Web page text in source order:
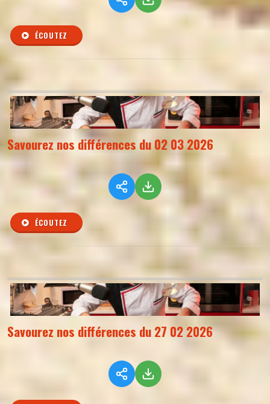
ÉCOUTEZ
Savourez nos différences du 02 03 2026
ÉCOUTEZ
Savourez nos différences du 27 02 2026